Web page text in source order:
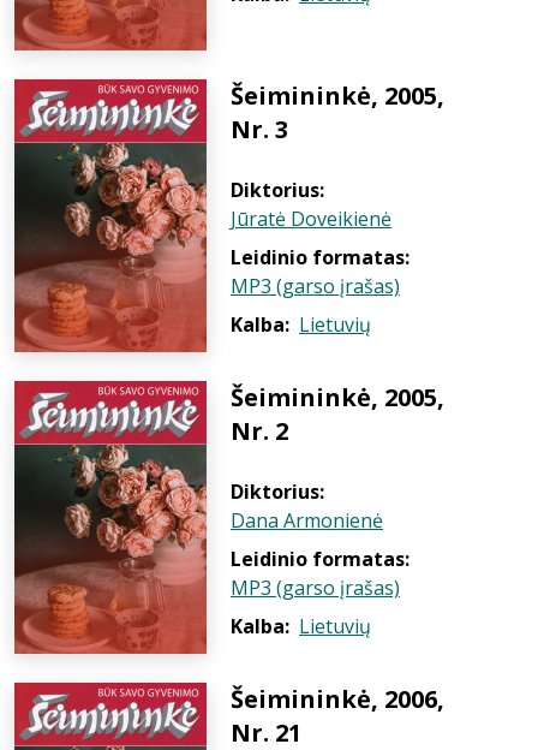
Šeimininkė, 2005,
Nr. 3
Diktorius:
Jūratė Doveikienė
Leidinio formatas:
MP3 (garso įrašas)
Kalba: Lietuvių
Šeimininkė, 2005,
Nr. 2
Diktorius:
Dana Armonienė
Leidinio formatas:
MP3 (garso įrašas)
Kalba: Lietuvių
Šeimininkė, 2006,
Nr. 21